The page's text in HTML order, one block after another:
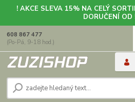
! AKCE SLEVA 15% NA CELÝ
DORUČENÍ OD
608 867 477
(Po-Pá, 9-18 hod.)